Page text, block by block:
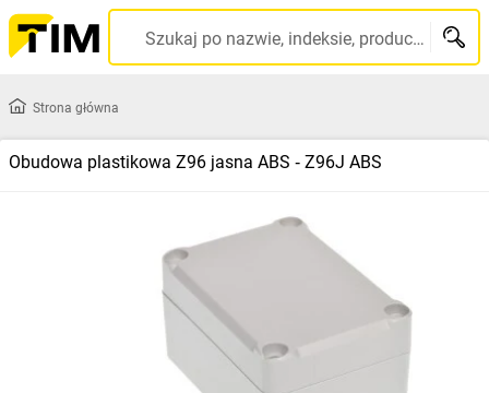
Szukaj po nazwie, indeksie, producencie, kodzie kreskowym...
Strona główna
Obudowa plastikowa Z96 jasna ABS ‑ Z96J ABS